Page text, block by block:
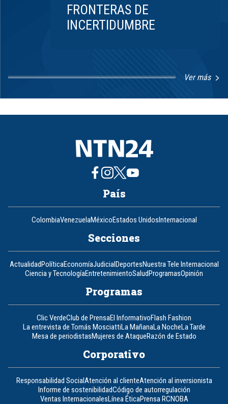
FRONTERAS DE
INCERTIDUMBRE
Ver más
8
País
ColombiaVenezuelaMéxicoEstados UnidosInternacional
Secciones
ActualidadPolíticaEconomíaJudicialDeportesNuestra Tele Internacional
Ciencia y TecnologíaEntretenimientoSaludProgramasOpinión
Programas
Clic VerdeClub de PrensaEl InformativoFlash Fashion
La entrevista de Tomás MosciattiLa MañanaLa NocheLa Tarde
Mesa de periodistasMujeres de AtaqueRazón de Estado
Corporativo
Responsabilidad SocialAtención al clienteAtención al inversionista
Informe de sostenibilidadCódigo de autorregulación
Ventas InternacionalesLínea ÉticaPrensa RCNOBA